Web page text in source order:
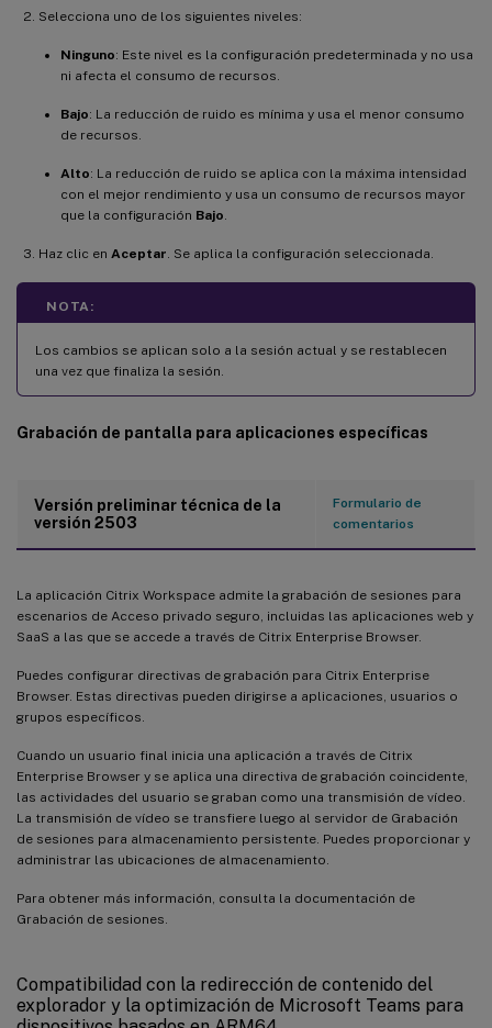
Selecciona uno de los siguientes niveles:
Ninguno: Este nivel es la configuración predeterminada y no usa
ni afecta el consumo de recursos.
Bajo: La reducción de ruido es mínima y usa el menor consumo
de recursos.
Alto: La reducción de ruido se aplica con la máxima intensidad
con el mejor rendimiento y usa un consumo de recursos mayor
que la configuración Bajo.
Haz clic en Aceptar. Se aplica la configuración seleccionada.
NOTA:
Los cambios se aplican solo a la sesión actual y se restablecen
una vez que finaliza la sesión.
Grabación de pantalla para aplicaciones específicas
Versión preliminar técnica de la
versión 2503
Formulario de
comentarios
La aplicación Citrix Workspace admite la grabación de sesiones para
escenarios de Acceso privado seguro, incluidas las aplicaciones web y
SaaS a las que se accede a través de Citrix Enterprise Browser.
Puedes configurar directivas de grabación para Citrix Enterprise
Browser. Estas directivas pueden dirigirse a aplicaciones, usuarios o
grupos específicos.
Cuando un usuario final inicia una aplicación a través de Citrix
Enterprise Browser y se aplica una directiva de grabación coincidente,
las actividades del usuario se graban como una transmisión de vídeo.
La transmisión de vídeo se transfiere luego al servidor de Grabación
de sesiones para almacenamiento persistente. Puedes proporcionar y
administrar las ubicaciones de almacenamiento.
Para obtener más información, consulta la documentación de
Grabación de sesiones.
Compatibilidad con la redirección de contenido del
explorador y la optimización de Microsoft Teams para